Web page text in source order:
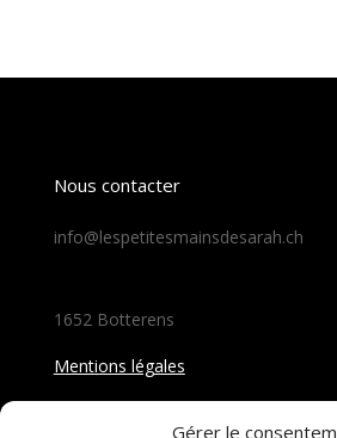
Gérer le
Nous contacter
info@lespetitesmainsdesarah.ch
1652 Botterens
Mentions légales